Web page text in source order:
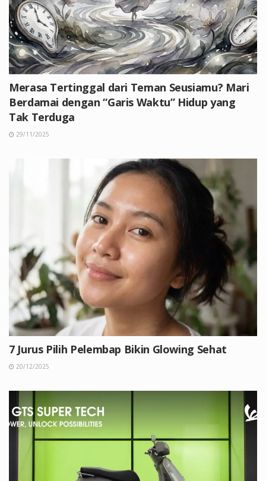
Merasa Tertinggal dari Teman Seusiamu? Mari
Berdamai dengan “Garis Waktu” Hidup yang
Tak Terduga
29/11/2025
7 Jurus Pilih Pelembap Bikin Glowing Sehat
20/12/2025